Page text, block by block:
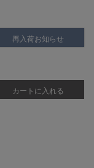
再入荷お知らせ
カートに入れる